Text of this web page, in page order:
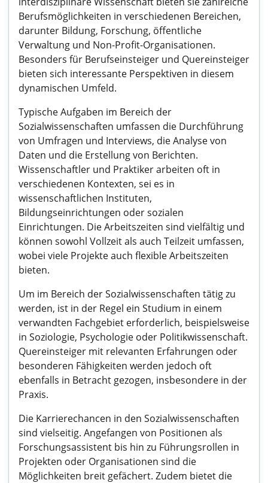
Berufsmöglichkeiten in verschiedenen Bereichen,
darunter Bildung, Forschung, öffentliche
Verwaltung und Non-Profit-Organisationen.
Besonders für Berufseinsteiger und Quereinsteiger
bieten sich interessante Perspektiven in diesem
dynamischen Umfeld.
Typische Aufgaben im Bereich der
Sozialwissenschaften umfassen die Durchführung
von Umfragen und Interviews, die Analyse von
Daten und die Erstellung von Berichten.
Wissenschaftler und Praktiker arbeiten oft in
verschiedenen Kontexten, sei es in
wissenschaftlichen Instituten,
Bildungseinrichtungen oder sozialen
Einrichtungen. Die Arbeitszeiten sind vielfältig und
können sowohl Vollzeit als auch Teilzeit umfassen,
wobei viele Projekte auch flexible Arbeitszeiten
bieten.
Um im Bereich der Sozialwissenschaften tätig zu
werden, ist in der Regel ein Studium in einem
verwandten Fachgebiet erforderlich, beispielsweise
in Soziologie, Psychologie oder Politikwissenschaft.
Quereinsteiger mit relevanten Erfahrungen oder
besonderen Fähigkeiten werden jedoch oft
ebenfalls in Betracht gezogen, insbesondere in der
Praxis.
Die Karrierechancen in den Sozialwissenschaften
sind vielseitig. Angefangen von Positionen als
Forschungsassistent bis hin zu Führungsrollen in
Projekten oder Organisationen sind die
Möglichkeiten breit gefächert. Zudem bietet die